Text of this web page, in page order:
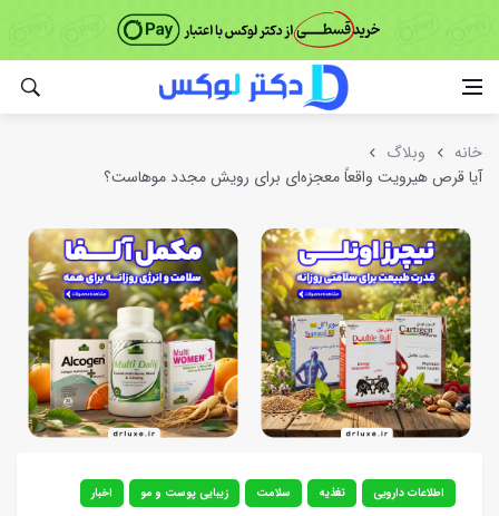
خانه
وبلاگ
آیا قرص هیرویت واقعاً معجزه‌ای برای رویش مجدد موهاست؟
اطلاعات دارویی تغذیه سلامت زیبایی پوست و مو اخبار